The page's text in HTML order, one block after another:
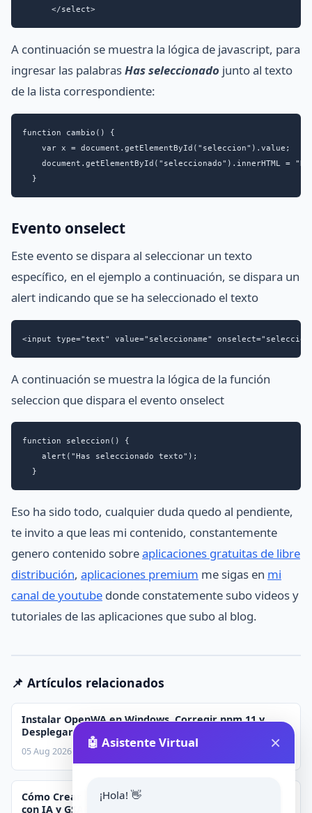
      </select>
A continuación se muestra la lógica de javascript, para
ingresar las palabrasHas seleccionado junto al texto
de la lista correspondiente:
function cambio() {
    var x = document.getElementById("seleccion").value;
document.getElementById("seleccionado").innerHTML =
  }
Evento onselect
Este evento se dispara al seleccionar un texto
específico, en el ejemplo a continuación, se dispara un
alert indicando que se ha seleccionado el texto
<input type="text" value="seleccioname"
A continuación se muestra la lógica de la función
seleccion que dispara el evento onselect
function seleccion() {
    alert("Has seleccionado texto");
  }
Eso ha sido todo, cualquier duda quedo al pendiente,
te invito a que leas mi contenido, constantemente
genero contenido sobreaplicaciones gratuitas de libre
distribución, aplicaciones premium me sigas en mi
canal de youtube donde constatemente subo videos y
tutoriales de las aplicaciones que subo al blog.
📌 Artículos relacionados
Instalar OpenWA en Windows, Corregir npm 11 y
Desplegar en VPS
05 Aug 2026
Cómo Crear una Animación Interactiva Estilo Apple
con IA y GSAP
🤖 Asistente Virtual ×
¡Hola! 👋